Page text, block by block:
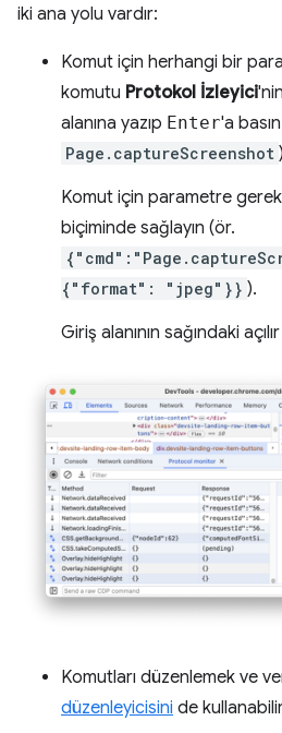
iki ana yolu vardır:
Komut için herhangi bir
komutu Protokol İzleyici
alanına yazıp Enter'a
Page.captureScreenshot
Komut için parametre
biçiminde sağlayın (ör.
{"format": "jpeg"}} ).
Giriş alanının sağındaki
Komutları düzenlemek ve
düzenleyicisini de